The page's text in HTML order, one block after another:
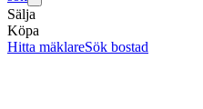
Sälja
Köpa
Hitta mäklareSök bostad